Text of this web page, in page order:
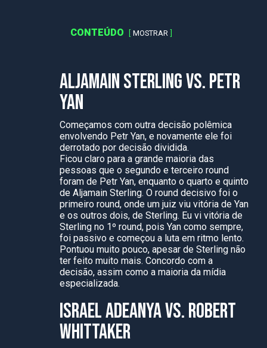
CONTEÚDO MOSTRAR
ALJAMAIN STERLING VS. PETR
YAN
Começamos com outra decisão polêmica
envolvendo Petr Yan, e novamente ele foi
derrotado por decisão dividida.
Ficou claro para a grande maioria das
pessoas que o segundo e terceiro round
foram de Petr Yan, enquanto o quarto e quinto
de Aljamain Sterling. O round decisivo foi o
primeiro round, onde um juiz viu vitória de Yan
e os outros dois, de Sterling. Eu vi vitória de
Sterling no 1º round, pois Yan como sempre,
foi passivo e começou a luta em ritmo lento.
Pontuou muito pouco, apesar de Sterling não
ter feito muito mais. Concordo com a
decisão, assim como a maioria da mídia
especializada.
ISRAEL ADEANYA VS. ROBERT
WHITTAKER